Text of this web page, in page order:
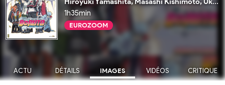
1h35min
EUROZOOM
ACTU DÉTAILS IMAGES VIDÉOS CRITIQUE